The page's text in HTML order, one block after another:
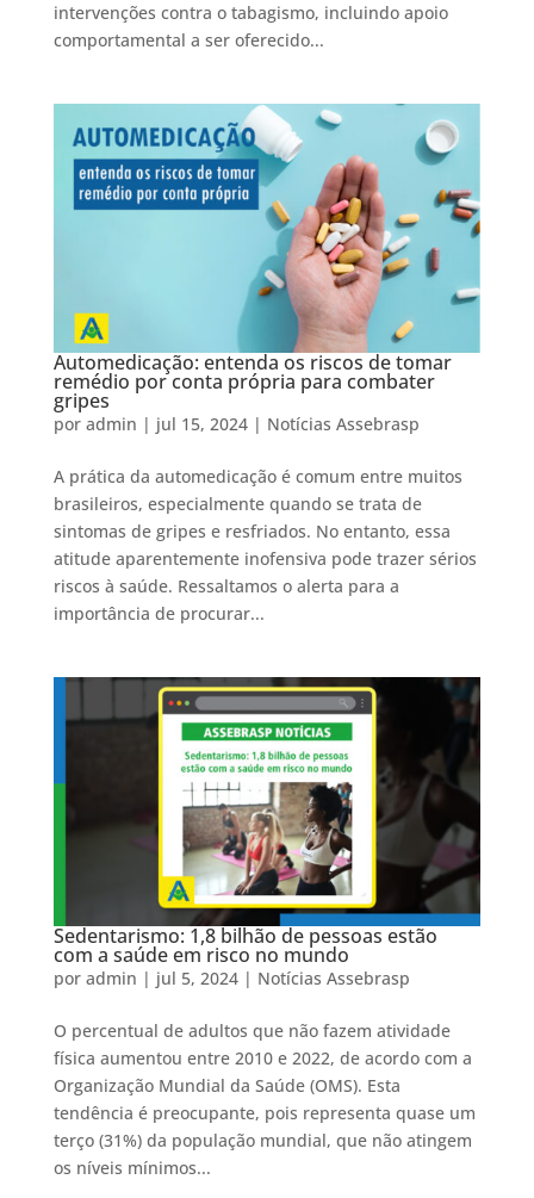
intervenções contra o tabagismo, incluindo apoio
comportamental a ser oferecido...
Automedicação: entenda os riscos de tomar
remédio por conta própria para combater
gripes
por admin | jul 15, 2024| Notícias Assebrasp
A prática da automedicação é comum entre muitos
brasileiros, especialmente quando se trata de
sintomas de gripes e resfriados. No entanto, essa
atitude aparentemente inofensiva pode trazer sérios
riscos à saúde. Ressaltamos o alerta para a
importância de procurar...
Sedentarismo: 1,8 bilhão de pessoas estão
com a saúde em risco no mundo
por admin | jul 5, 2024| Notícias Assebrasp
O percentual de adultos que não fazem atividade
física aumentou entre 2010 e 2022, de acordo com a
Organização Mundial da Saúde (OMS). Esta
tendência é preocupante, pois representa quase um
terço (31%) da população mundial, que não atingem
os níveis mínimos...